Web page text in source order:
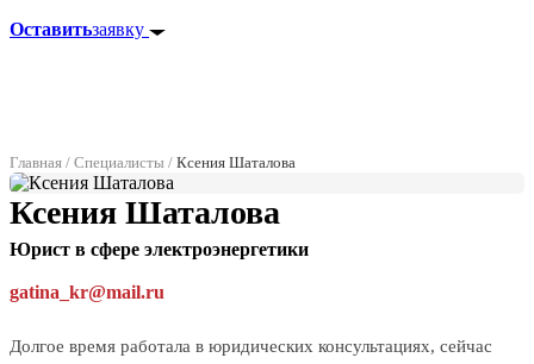
Оставитьзаявку
Главная / Специалисты / Ксения Шаталова
Ксения Шаталова
Юрист в сфере электроэнергетики
gatina_kr@mail.ru
Долгое время работала в юридических консультациях, сейчас